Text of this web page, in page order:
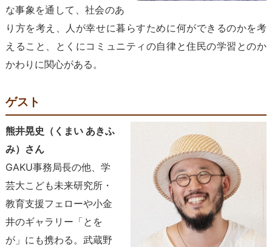
な事象を通して、社会のあ
り方を考え、人が幸せに暮らすために何ができるのかを考
えること、とくにコミュニティの自律と住民の学習とのか
かわりに関心がある。
ゲスト
熊井晃史（くまい あきふ
み）さん
GAKU事務局長の他、学
芸大こども未来研究所・
教育支援フェローや小金
井のギャラリー「とを
が」にも携わる。 武蔵野